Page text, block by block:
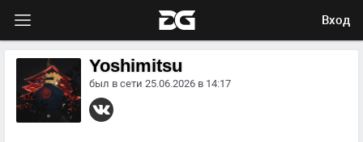
Вход
Yoshimitsu
был в сети 25.06.2026 в 14:17